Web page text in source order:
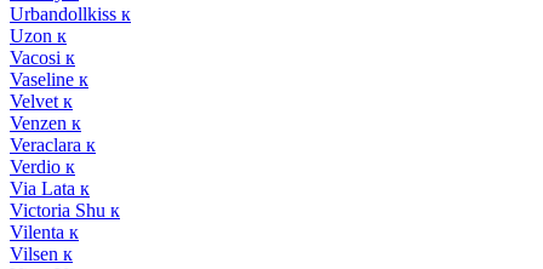
Urbandollkiss к
Uzon к
Vacosi к
Vaseline к
Velvet к
Venzen к
Veraclara к
Verdio к
Via Lata к
Victoria Shu к
Vilenta к
Vilsen к